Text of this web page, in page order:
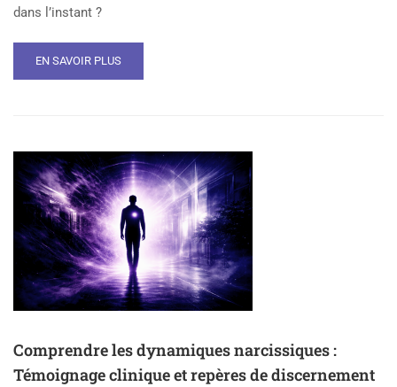
dans l’instant ?
EN SAVOIR PLUS
Comprendre les dynamiques narcissiques :
Témoignage clinique et repères de discernement